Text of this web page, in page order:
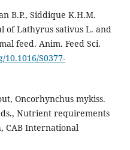
B.P., Siddique K.H.M.
of Lathyrus sativus L. and
feed. Anim. Feed Sci.
S0377-
Oncorhynchus mykiss.
Nutrient requirements
CAB International